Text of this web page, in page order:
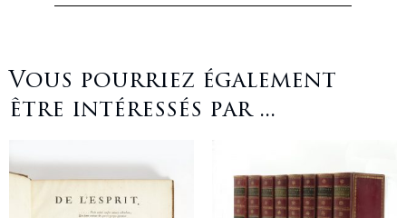
Vous pourriez également
être intéressés par ...